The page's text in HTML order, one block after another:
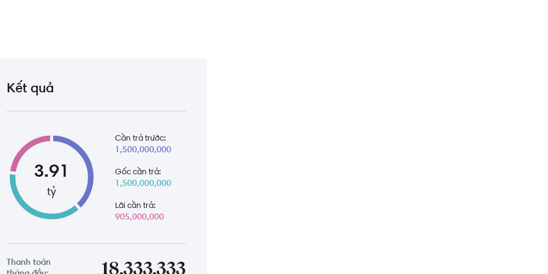
Nam
Kết quả
3.91
tỷ
Cần trả trước:
1,500,000,000
Gốc cần trả:
1,500,000,000
Lãi cần trả:
905,000,000
Thanh toán
18,333,333